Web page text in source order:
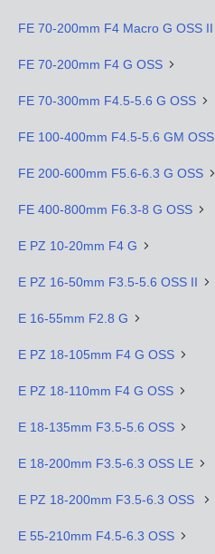
FE 70-200mm F4 Macro G OSS II
FE 70-200mm F4 G OSS
FE 70-300mm F4.5-5.6 G OSS
FE 100-400mm F4.5-5.6 GM OSS
FE 200-600mm F5.6-6.3 G OSS
FE 400-800mm F6.3-8 G OSS
E PZ 10-20mm F4 G
E PZ 16-50mm F3.5-5.6 OSS II
E 16-55mm F2.8 G
E PZ 18-105mm F4 G OSS
E PZ 18-110mm F4 G OSS
E 18-135mm F3.5-5.6 OSS
E 18-200mm F3.5-6.3 OSS LE
E PZ 18-200mm F3.5-6.3 OSS
E 55-210mm F4.5-6.3 OSS